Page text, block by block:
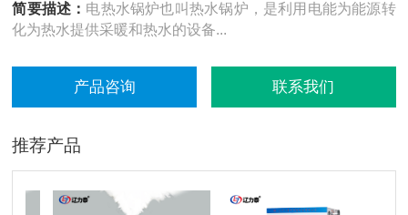
简要描述： 电热水锅炉也叫热水锅炉，是利用电能为能源转
化为热水提供采暖和热水的设备...
产品咨询 联系我们
推荐产品